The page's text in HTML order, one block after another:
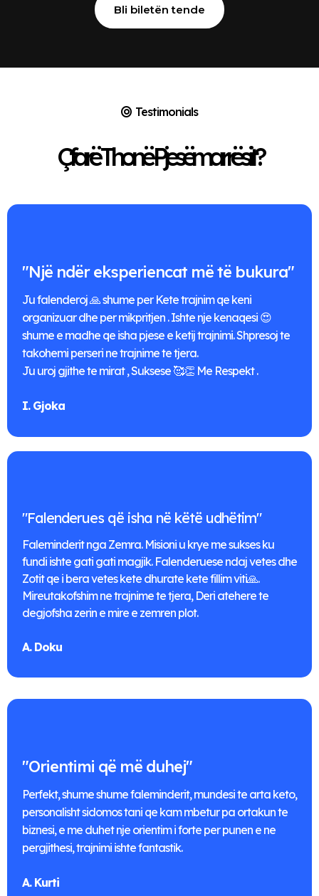
Bli biletën tende
Testimonials
Çfarë Thonë Pjesëmarrësit?
"Një ndër eksperiencat më të bukura"
Ju falenderoj 🙏 shume per Kete trajnim qe keni
organizuar dhe per mikpritjen . Ishte nje kenaqesi 😍
shume e madhe qe isha pjese e ketij trajnimi. Shpresoj te
takohemi perseri ne trajnime te tjera.
Ju uroj gjithe te mirat , Suksese 🥰👏 ​Me Respekt .
I. Gjoka
"Falenderues që isha në këtë udhëtim"
Faleminderit nga Zemra. Misioni u krye me sukses ku
fundi ishte gati gati magjik. Falenderuese ndaj vetes dhe
Zotit qe i bera vetes kete dhurate kete fillim viti🙏.
Mireutakofshim ne trajnime te tjera, Deri atehere te
degjofsha zerin e mire e zemren plot.
A. Doku
"Orientimi që më duhej"
Perfekt, shume shume faleminderit, mundesi te arta keto,
personalisht sidomos tani qe kam mbetur pa ortakun te
biznesi, e me duhet nje orientim i forte per punen e ne
pergjithesi, trajnimi ishte fantastik.
A. Kurti